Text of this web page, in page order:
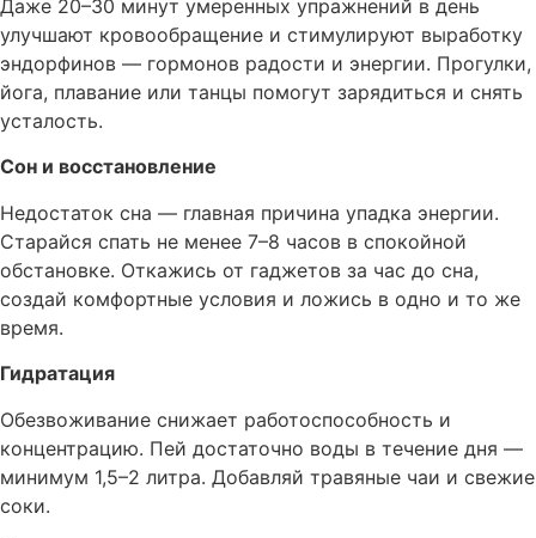
Даже 20–30 минут умеренных упражнений в день
улучшают кровообращение и стимулируют выработку
эндорфинов — гормонов радости и энергии. Прогулки,
йога, плавание или танцы помогут зарядиться и снять
усталость.
Сон и восстановление
Недостаток сна — главная причина упадка энергии.
Старайся спать не менее 7–8 часов в спокойной
обстановке. Откажись от гаджетов за час до сна,
создай комфортные условия и ложись в одно и то же
время.
Гидратация
Обезвоживание снижает работоспособность и
концентрацию. Пей достаточно воды в течение дня —
минимум 1,5–2 литра. Добавляй травяные чаи и свежие
соки.